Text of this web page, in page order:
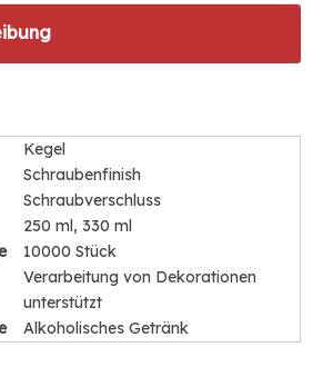
Kegel
Schraubenfinish
Schraubverschluss
250 ml, 330 ml
10000 Stück
Verarbeitung von Dekorationen
unterstützt
Alkoholisches Getränk